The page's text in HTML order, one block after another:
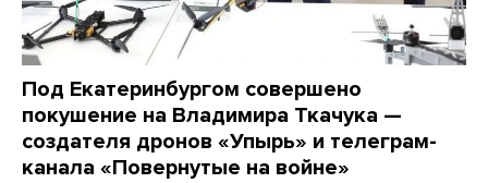
Под Екатеринбургом совершено
покушение на Владимира Ткачука —
создателя дронов «Упырь» и телеграм-
канала «Повернутые на войне»